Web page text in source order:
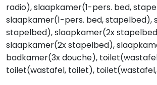
radio), slaapkamer(1-pers. bed,
slaapkamer(1-pers. bed, stapelbed),
stapelbed), slaapkamer(2x
slaapkamer(2x stapelbed),
badkamer(3x douche),
toilet(wastafel, toilet),